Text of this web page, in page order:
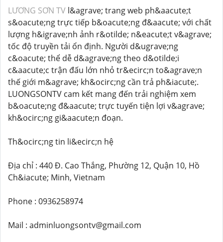
LƯƠNG SƠN TV l&agrave; trang web ph&aacute;t
s&oacute;ng trực tiếp b&oacute;ng đ&aacute; với chất
lượng h&igrave;nh ảnh r&otilde; n&eacute;t v&agrave;
tốc độ truyền tải ổn định. Người d&ugrave;ng
c&oacute; thể dễ d&agrave;ng theo d&otilde;i
c&aacute;c trận đấu lớn nhỏ tr&ecirc;n to&agrave;n
thế giới m&agrave; kh&ocirc;ng cần trả ph&iacute;.
LUONGSONTV cam kết mang đến trải nghiệm xem
b&oacute;ng đ&aacute; trực tuyến tiện lợi v&agrave;
kh&ocirc;ng gi&aacute;n đoạn.
Th&ocirc;ng tin li&ecirc;n hệ
Địa chỉ : 440 Đ. Cao Thắng, Phường 12, Quận 10, Hồ
Ch&iacute; Minh, Vietnam
Phone : 0936258974
Mail : adminluongsontv@gmail.com